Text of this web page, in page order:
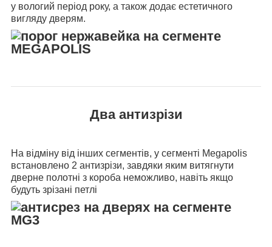
у вологий період року, а також додає естетичного
вигляду дверям.
Два антизрізи
На відміну від інших сегментів, у сегменті Megapolis
встановлено 2 антизрізи, завдяки яким витягнути
дверне полотні з короба неможливо, навіть якщо
будуть зрізані петлі